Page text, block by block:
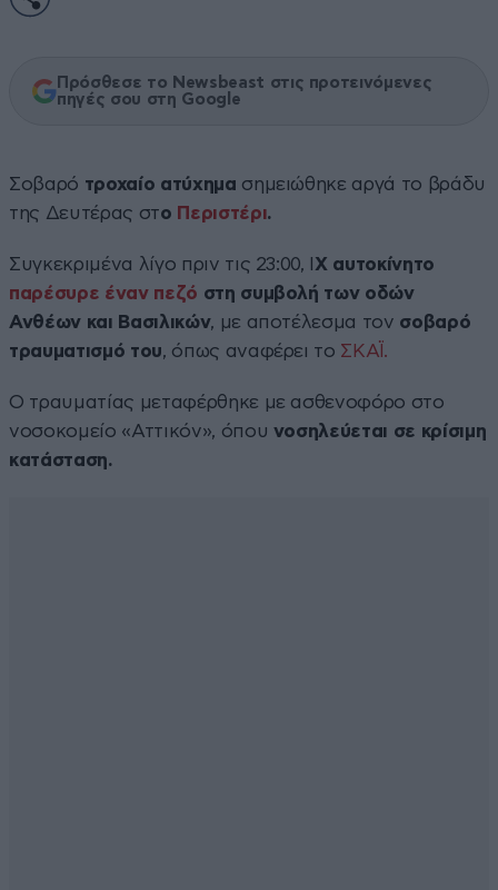
Πρόσθεσε το Newsbeast στις προτεινόμενες
πηγές σου στη Google
Σοβαρό τροχαίο ατύχημα σημειώθηκε αργά το βράδυ
της Δευτέρας στο Περιστέρι.
Συγκεκριμένα λίγο πριν τις 23:00, Ι Χ αυτοκίνητο
παρέσυρε έναν πεζό στη συμβολή των οδών
Ανθέων και Βασιλικών, με αποτέλεσμα τον σοβαρό
τραυματισμό του, όπως αναφέρει το ΣΚΑΪ.
Ο τραυματίας μεταφέρθηκε με ασθενοφόρο στο
νοσοκομείο «Αττικόν», όπου νοσηλεύεται σε κρίσιμη
κατάσταση.